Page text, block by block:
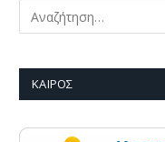
ΚΑΙΡΌΣ